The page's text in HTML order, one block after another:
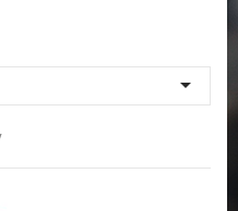
